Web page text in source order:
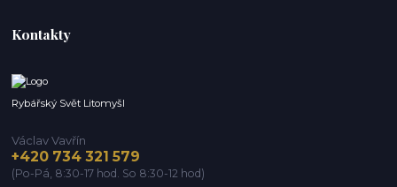
Kontakty
Rybářský Svět Litomyšl
Václav Vavřín
+420 734 321 579
(Po-Pá, 8:30-17 hod. So 8:30-12 hod)